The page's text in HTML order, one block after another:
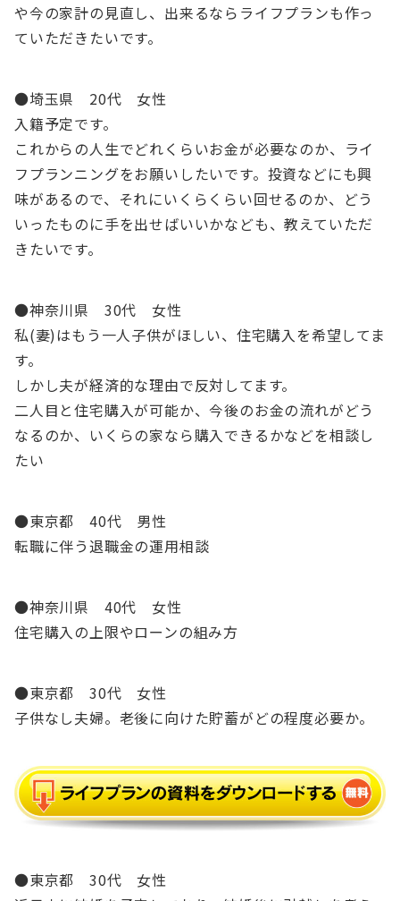
や今の家計の見直し、出来るならライフプランも作っ
ていただきたいです。
●埼玉県 20代 女性
入籍予定です。
これからの人生でどれくらいお金が必要なのか、ライ
フプランニングをお願いしたいです。投資などにも興
味があるので、それにいくらくらい回せるのか、どう
いったものに手を出せばいいかなども、教えていただ
きたいです。
●神奈川県 30代 女性
私(妻)はもう一人子供がほしい、住宅購入を希望してま
す。
しかし夫が経済的な理由で反対してます。
二人目と住宅購入が可能か、今後のお金の流れがどう
なるのか、いくらの家なら購入できるかなどを相談し
たい
●東京都 40代 男性
転職に伴う退職金の運用相談
●神奈川県 40代 女性
住宅購入の上限やローンの組み方
●東京都 30代 女性
子供なし夫婦。老後に向けた貯蓄がどの程度必要か。
●東京都 30代 女性